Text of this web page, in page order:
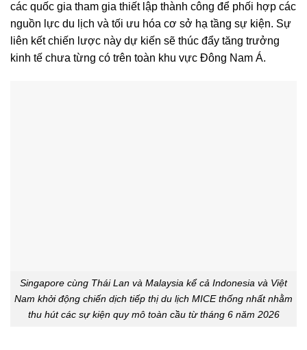
các quốc gia tham gia thiết lập thành công để phối hợp các
nguồn lực du lịch và tối ưu hóa cơ sở hạ tầng sự kiện. Sự
liên kết chiến lược này dự kiến ​​sẽ thúc đẩy tăng trưởng
kinh tế chưa từng có trên toàn khu vực Đông Nam Á.
Singapore cùng Thái Lan và Malaysia kể cả Indonesia và Việt
Nam khởi động chiến dịch tiếp thị du lịch MICE thống nhất nhằm
thu hút các sự kiện quy mô toàn cầu từ tháng 6 năm 2026